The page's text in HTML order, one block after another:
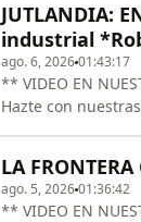
Ceuta y Melilla
JUTLANDIA:
industrial
ago. 6, 202601:43:17
** VIDEO EN NUESTRO CANAL
Hazte con
250 buques y casi
LA
ago. 5, 202601:36:42
** VIDEO EN NUESTRO CANAL DE